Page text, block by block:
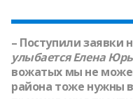
– Поступили заявки
улыбаетсяЕлена
вожатых мы не
района тоже нужны